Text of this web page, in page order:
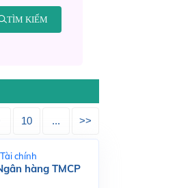
TÌM KIẾM
10 ... >>
chính
hàng TMCP